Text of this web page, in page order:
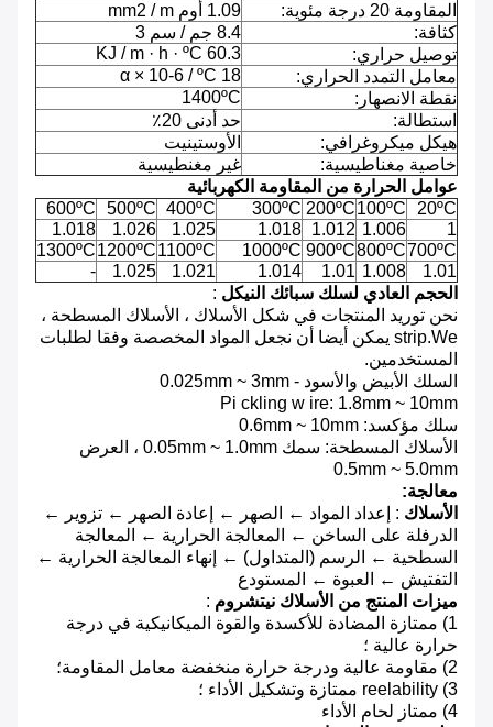
المقاومة 20 درجة مئوية:
1.09 أوم mm2 / m
كثافة:
8.4 جم / سم 3
توصيل حراري:
60.3 KJ / m · h · ºC
معامل التمدد الحراري:
18 α × 10-6 / ºC
نقطة الانصهار:
1400ºC
استطالة:
حد أدنى 20٪
هيكل ميكروغرافي:
الأوستينيت
خاصية مغناطيسية:
غير مغنطيسية
عوامل الحرارة من المقاومة الكهربائية
20ºC
100ºC
200ºC
300ºC
400ºC
500ºC
600ºC
1
1.006
1.012
1.018
1.025
1.026
1.018
700ºC
800ºC
900ºC
1000ºC
1100ºC
1200ºC
1300ºC
1.01
1.008
1.01
1.014
1.021
1.025
-
الحجم العادي لسلك سبائك النيكل :
نحن توريد المنتجات في شكل الأسلاك ، الأسلاك المسطحة ،
strip.We يمكن أيضا أن نجعل المواد المخصصة وفقا لطلبات
المستخدمين.
السلك الأبيض والأسود - 0.025mm ~ 3mm
Pi ckling w ire: 1.8mm ~ 10mm
سلك مؤكسد: 0.6mm ~ 10mm
الأسلاك المسطحة: سمك 0.05mm ~ 1.0mm ، العرض
0.5mm ~ 5.0mm
معالجة:
الأسلاك : إعداد المواد ← الصهر ← إعادة الصهر ← تزوير ←
الدرفلة على الساخن ← المعالجة الحرارية ← المعالجة
السطحية ← الرسم (المتداول) ← إنهاء المعالجة الحرارية ←
التفتيش ← العبوة ← المستودع
ميزات المنتج من الأسلاك نيتشروم :
1) ممتازة المضادة للأكسدة والقوة الميكانيكية في درجة
حرارة عالية ؛
2) مقاومة عالية ودرجة حرارة منخفضة معامل المقاومة؛
3) reelability ممتازة وتشكيل الأداء ؛
4) ممتاز لحام الأداء